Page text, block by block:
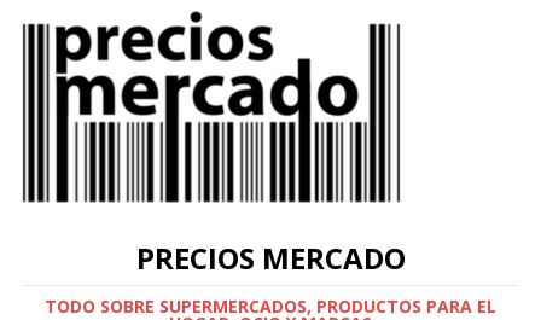
PRECIOS MERCADO
TODO SOBRE SUPERMERCADOS, PRODUCTOS PARA EL